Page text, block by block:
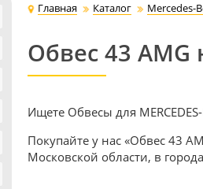
Письмо директору
Главная Каталог Mercedes-
Обвес 43 AMG
Ищете Обвесы для
Покупайте у нас «Обвес 43
Московской области, в